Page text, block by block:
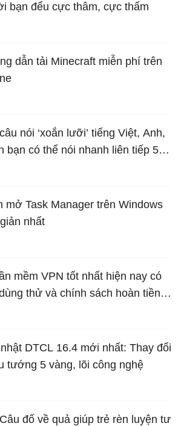
bạn đểu cực thâm, cực thấm
dẫn tải Minecraft miễn phí trên
nói ‘xoắn lưỡi’ tiếng Việt, Anh,
bạn có thể nói nhanh liên tiếp 5
mở Task Manager trên Windows
nhất
mềm VPN tốt nhất hiện nay có
thử và chính sách hoàn tiền
DTCL 16.4 mới nhất: Thay đổi
tướng 5 vàng, lõi công nghệ
đố về quả giúp trẻ rèn luyện tư